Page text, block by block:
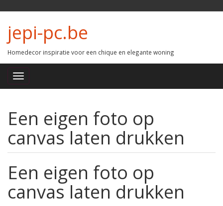
jepi-pc.be
Homedecor inspiratie voor een chique en elegante woning
Een eigen foto op
canvas laten drukken
Een eigen foto op
canvas laten drukken